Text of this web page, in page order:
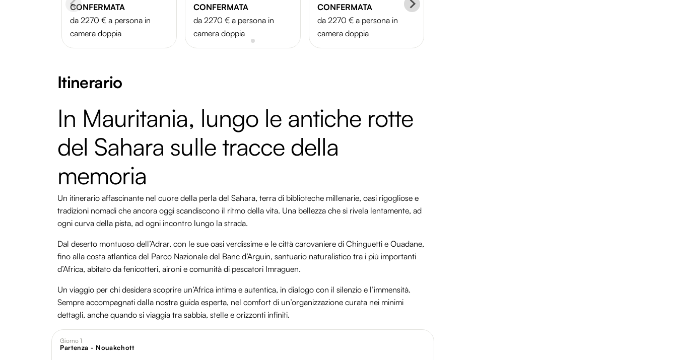
CONFERMATA
da 2270 € a persona in
camera doppia
CONFERMATA
da 2270 € a persona in
camera doppia
CONFERMATA
da 2270 € a persona in
camera doppia
Itinerario
In Mauritania, lungo le antiche rotte
del Sahara sulle tracce della
memoria
Un itinerario affascinante nel cuore della perla del Sahara, terra di biblioteche millenarie, oasi rigogliose e
tradizioni nomadi che ancora oggi scandiscono il ritmo della vita. Una bellezza che si rivela lentamente, ad
ogni curva della pista, ad ogni incontro lungo la strada.
Dal deserto montuoso dell’Adrar, con le sue oasi verdissime e le città carovaniere di Chinguetti e Ouadane,
fino alla costa atlantica del Parco Nazionale del Banc d’Arguin, santuario naturalistico tra i più importanti
d’Africa, abitato da fenicotteri, aironi e comunità di pescatori Imraguen.
Un viaggio per chi desidera scoprire un’Africa intima e autentica, in dialogo con il silenzio e l’immensità.
Sempre accompagnati dalla nostra guida esperta, nel comfort di un’organizzazione curata nei minimi
dettagli, anche quando si viaggia tra sabbia, stelle e orizzonti infiniti.
Giorno 1
Partenza - Nouakchott